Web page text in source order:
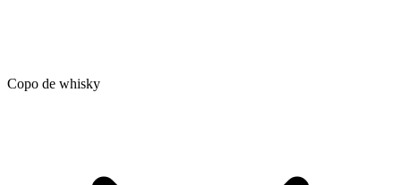
Copo de whisky